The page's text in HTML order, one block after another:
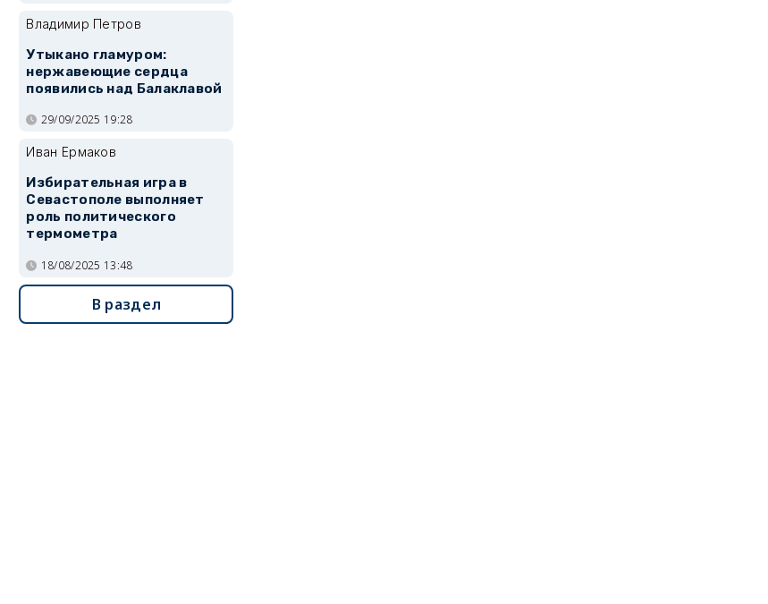
Владимир Петров
Утыкано гламуром:
нержавеющие сердца
появились над Балаклавой
29/09/2025 19:28
Иван Ермаков
Избирательная игра в
Севастополе выполняет
роль политического
термометра
18/08/2025 13:48
В раздел